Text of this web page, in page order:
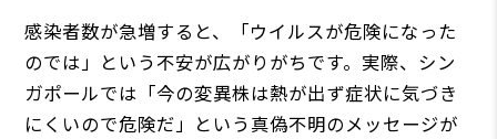
感染者数が急増すると、「ウイルスが危険になった
のでは」という不安が広がりがちです。実際、シン
ガポールでは「今の変異株は熱が出ず症状に気づき
にくいので危険だ」という真偽不明のメッセージが